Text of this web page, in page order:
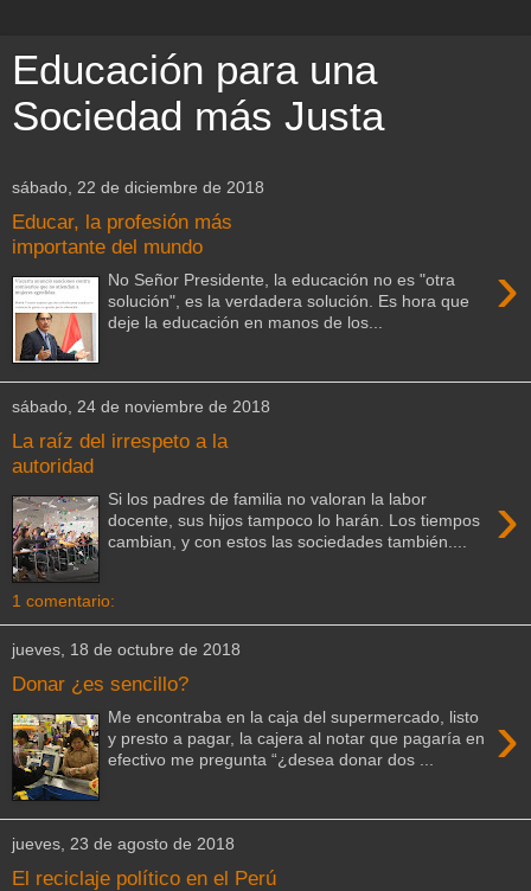
Educación para una
Sociedad más Justa
sábado, 22 de diciembre de 2018
Educar, la profesión más
importante del mundo
›
No Señor Presidente, la educación no es "otra
solución", es la verdadera solución. Es hora que
deje la educación en manos de los...
sábado, 24 de noviembre de 2018
La raíz del irrespeto a la
autoridad
›
Si los padres de familia no valoran la labor
docente, sus hijos tampoco lo harán. Los tiempos
cambian, y con estos las sociedades también....
1 comentario:
jueves, 18 de octubre de 2018
Donar ¿es sencillo?
›
Me encontraba en la caja del supermercado, listo
y presto a pagar, la cajera al notar que pagaría en
efectivo me pregunta “¿desea donar dos ...
jueves, 23 de agosto de 2018
El reciclaje político en el Perú